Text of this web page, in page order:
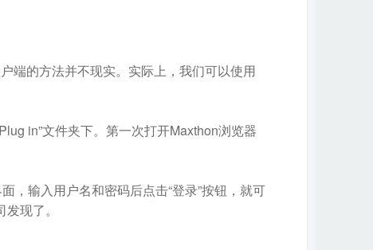
端的方法并不现实。实际上，我们可以使用
in”文件夹下。第一次打开Maxthon浏览器
，输入用户名和密码后点击“登录”按钮，就可
现了。